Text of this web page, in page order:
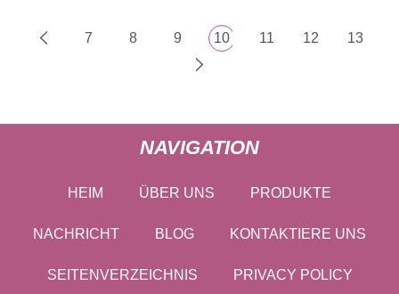
7 8 9 10 11 12 13
NAVIGATION
HEIM ÜBER UNS PRODUKTE
NACHRICHT BLOG KONTAKTIERE UNS
SEITENVERZEICHNIS PRIVACY POLICY